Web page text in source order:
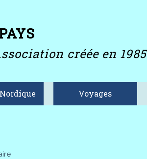
créée en 1985
Voyages